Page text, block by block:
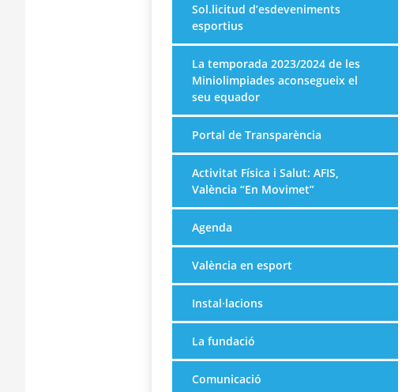
Sol.licitud d’esdeveniments
esportius
La temporada 2023/2024 de les
Miniolimpiades aconsegueix el
seu equador
Portal de Transparència
Activitat Física i Salut: AFIS,
València “En Movimet”
Agenda
València en esport
Instal·lacions
La fundació
Comunicació